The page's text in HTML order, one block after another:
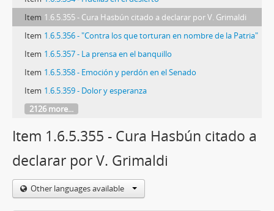
Item 1.6.5.355 - Cura Hasbún citado a declarar por V. Grimaldi
Item 1.6.5.356 - "Contra los que torturan en nombre de la Patria"
Item 1.6.5.357 - La prensa en el banquillo
Item 1.6.5.358 - Emoción y perdón en el Senado
Item 1.6.5.359 - Dolor y esperanza
2126 more...
Item 1.6.5.355 - Cura Hasbún citado a
declarar por V. Grimaldi
Other languages available